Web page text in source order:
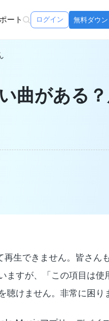
換
ート ログイン 無料ダウ
曲がある
生できません。皆さん
ますが、「この項目は使
けません。非常に困り